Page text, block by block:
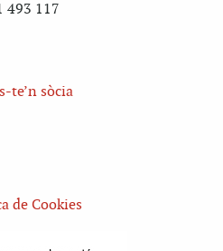
493 117
te’n sòcia
de Cookies